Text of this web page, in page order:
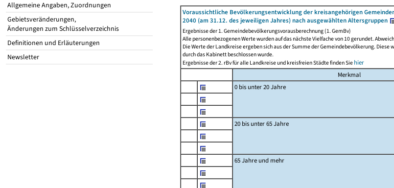
Allgemeine Angaben, Zuordnungen
Gebietsveränderungen,
Änderungen zum Schlüsselverzeichnis
Definitionen und Erläuterungen
Newsletter
Voraussichtliche Bevölkerungsentwicklung der kreisangehörigen
2040 (am 31.12. des jeweiligen Jahres) nach ausgewählten Altersgruppen
Ergebnisse der 1. Gemeindebevölkerungsvorausberechnung (1. GemBv)
Alle personenbezogenen Werte wurden auf das nächste Vielfache von 10 gerundet.
Die Werte der Landkreise ergeben sich aus der Summe der Gemeindebevölkerung.
durch das Kabinett beschlossen wurde.
Ergebnisse der 2. rBv für alle Landkreise und kreisfreien Städte finden Siehier
Merkmal
0 bis unter 20 Jahre
20 bis unter 65 Jahre
65 Jahre und mehr